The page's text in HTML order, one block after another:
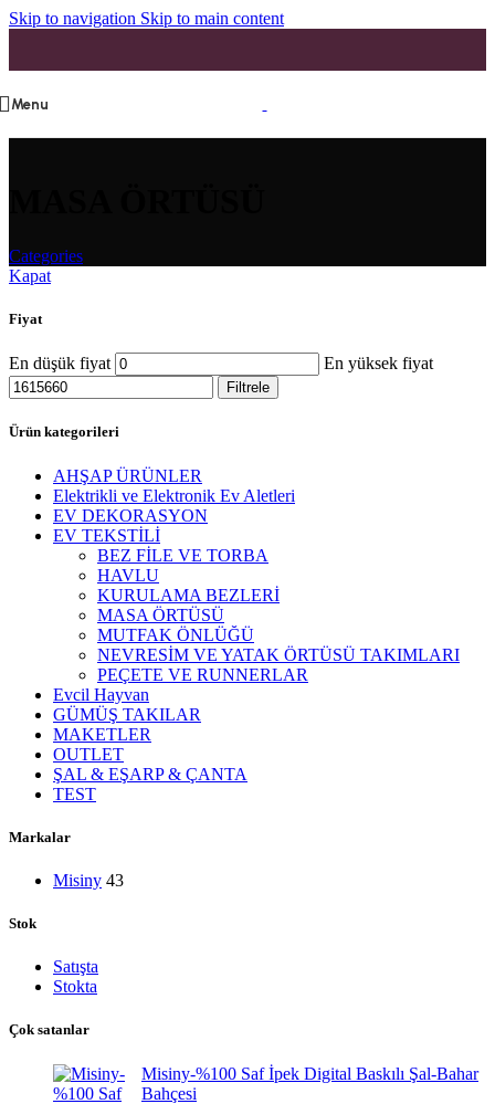
Skip to navigation Skip to main content
Menu
Categories
Kapat
Fiyat
En düşük fiyat En yüksek fiyat
Filtrele
Ürün kategorileri
AHŞAP ÜRÜNLER
Elektrikli ve Elektronik Ev Aletleri
EV DEKORASYON
EV TEKSTİLİ
BEZ FİLE VE TORBA
HAVLU
KURULAMA BEZLERİ
MASA ÖRTÜSÜ
MUTFAK ÖNLÜĞÜ
NEVRESİM VE YATAK ÖRTÜSÜ TAKIMLARI
PEÇETE VE RUNNERLAR
Evcil Hayvan
GÜMÜŞ TAKILAR
MAKETLER
OUTLET
ŞAL & EŞARP & ÇANTA
TEST
Markalar
Misiny 43
Stok
Satışta
Stokta
Çok satanlar
Misiny-%100 Saf İpek Digital Baskılı Şal-Bahar
Bahçesi